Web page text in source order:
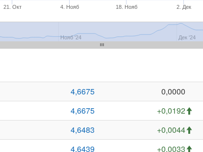
21. Окт 4. Нояб 18. Нояб 2. Дек
Нояб '24 Дек '24
4,6675 0,0000
4,6675 +0,0192
4,6483 +0,0044
4,6439 +0,0033